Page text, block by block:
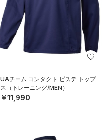
UAチーム コンタクト ピステ トップ
ス（トレーニング/MEN）
￥11,990